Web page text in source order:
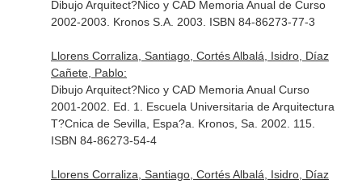
Dibujo Arquitect?Nico y CAD Memoria Anual de Curso
2002-2003. Kronos S.A. 2003. ISBN 84-86273-77-3
Llorens Corraliza, Santiago, Cortés Albalá, Isidro, Díaz
Cañete, Pablo:
Dibujo Arquitect?Nico y CAD Memoria Anual Curso
2001-2002. Ed. 1. Escuela Universitaria de Arquitectura
T?Cnica de Sevilla, Espa?a. Kronos, Sa. 2002. 115.
ISBN 84-86273-54-4
Llorens Corraliza, Santiago, Cortés Albalá, Isidro, Díaz